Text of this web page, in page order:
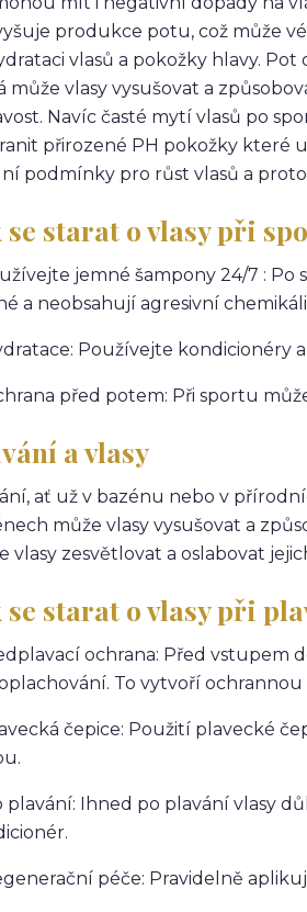
produkce potu, což může
vlasů a pokožky hlavy. Pot
může vlasy vysušovat a
Navíc časté mytí vlasů po
přirozené PH pokožky které
podmínky pro růst vlasů a
se starat o vlasy při
jemné šampony 24/7 :
a neobsahují agresivní
Používejte kondicionéry
před potem: Při sportu
a vlasy
ať už v bazénu nebo v
může vlasy vysušovat a
vlasy zesvětlovat a oslabovat
se starat o vlasy při
ochrana: Před vstupem
To vytvoří ochrannou
čepice: Použití plavecké
plavání: Ihned po plavání vlasy
péče: Pravidelně